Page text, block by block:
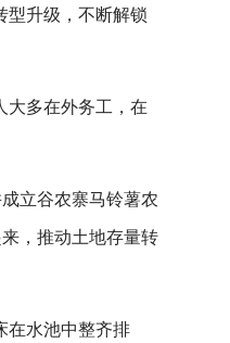
型升级，不断解锁
大多在外务工，在
立谷农寨马铃薯农
，推动土地存量转
在水池中整齐排